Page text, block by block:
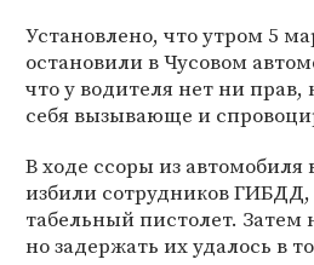
Установлено, что утром 5
остановили в Чусовом
что у водителя нет ни
себя вызывающе и
В ходе ссоры из
избили сотрудников
табельный пистолет.
но задержать их удалось в